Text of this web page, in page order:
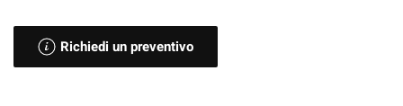
Richiedi un preventivo